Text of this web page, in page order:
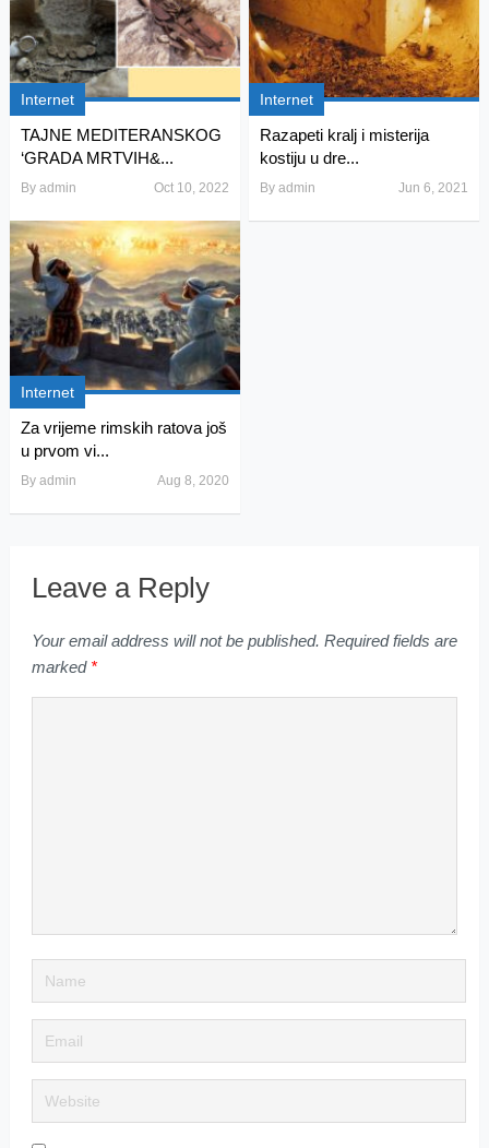
Internet
TAJNE MEDITERANSKOG
‘GRADA MRTVIH&...
By admin Oct 10, 2022
Internet
Razapeti kralj i misterija
kostiju u dre...
Byadmin Jun 6, 2021
Internet
Za vrijeme rimskih ratova još
u prvom vi...
By admin Aug 8, 2020
Leave a Reply
Your email address will not be published. Required fields are
marked *